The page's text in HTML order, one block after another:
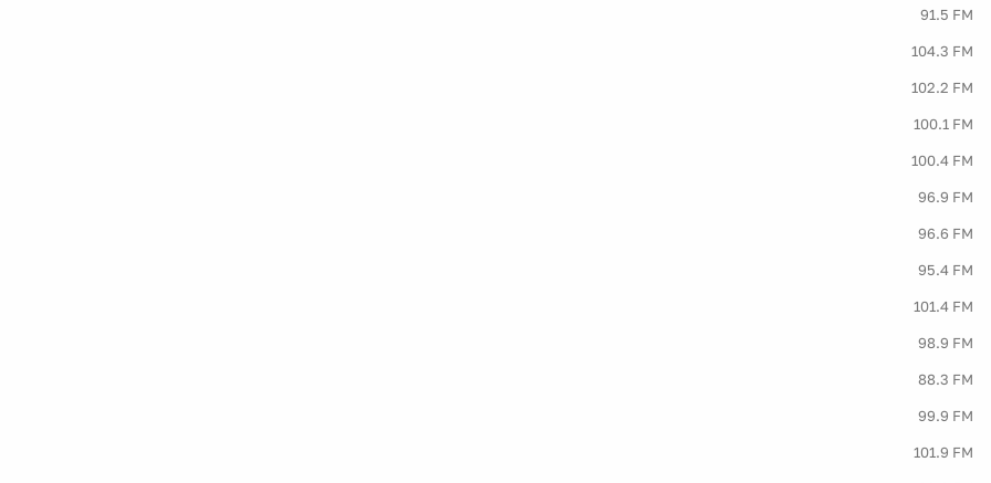
91.5 FM
104.3 FM
102.2 FM
100.1 FM
100.4 FM
96.9 FM
96.6 FM
95.4 FM
101.4 FM
98.9 FM
88.3 FM
99.9 FM
101.9 FM